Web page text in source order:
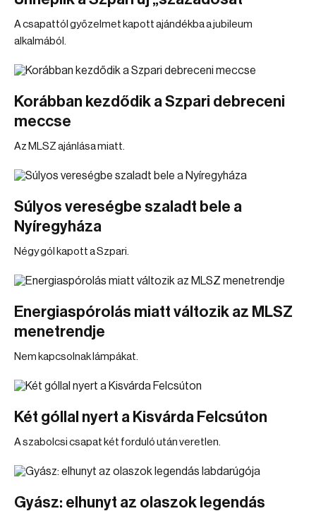
A csapattól győzelmet kapott ajándékba a jubileum
alkalmából.
Korábban kezdődik a Szpari debreceni
meccse
Az MLSZ ajánlása miatt.
Súlyos vereségbe szaladt bele a
Nyíregyháza
Négy gól kapott a Szpari.
Energiaspórolás miatt változik az MLSZ
menetrendje
Nem kapcsolnak lámpákat.
Két góllal nyert a Kisvárda Felcsúton
A szabolcsi csapat két forduló után veretlen.
Gyász: elhunyt az olaszok legendás